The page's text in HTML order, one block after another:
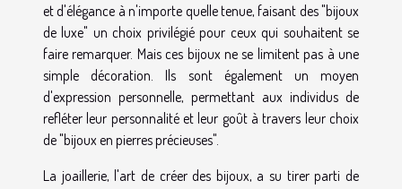
et d'élégance à n'importe quelle tenue, faisant des "bijoux
de luxe" un choix privilégié pour ceux qui souhaitent se
faire remarquer. Mais ces bijoux ne se limitent pas à une
simple décoration. Ils sont également un moyen
d'expression personnelle, permettant aux individus de
refléter leur personnalité et leur goût à travers leur choix
de "bijoux en pierres précieuses".
La joaillerie, l'art de créer des bijoux, a su tirer parti de